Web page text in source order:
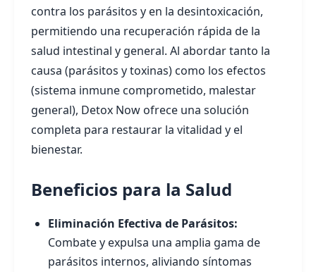
contra los parásitos y en la desintoxicación,
permitiendo una recuperación rápida de la
salud intestinal y general. Al abordar tanto la
causa (parásitos y toxinas) como los efectos
(sistema inmune comprometido, malestar
general), Detox Now ofrece una solución
completa para restaurar la vitalidad y el
bienestar.
Beneficios para la Salud
Eliminación Efectiva de Parásitos:
Combate y expulsa una amplia gama de
parásitos internos, aliviando síntomas